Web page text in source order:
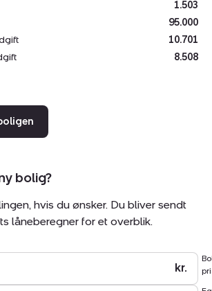
i hele huset.
og hyggelige udestue finder I
Her er virkelig charmerende, og her
trods regn og vestenvind. I
ikke tilmeldt udlejning.
1.503
95.000
10.701
8.508
bolig?
hvis du ønsker. Du bliver sendt
låneberegner for et overblik.
kr.